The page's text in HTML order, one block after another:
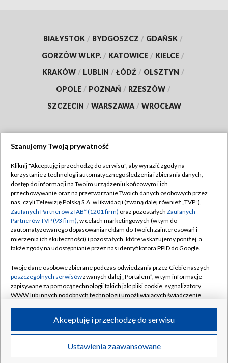
BIAŁYSTOK / BYDGOSZCZ / GDAŃSK /
GORZÓW WLKP. / KATOWICE / KIELCE /
KRAKÓW / LUBLIN / ŁÓDŹ / OLSZTYN /
OPOLE / POZNAŃ / RZESZÓW /
SZCZECIN / WARSZAWA / WROCŁAW
TVP
Abonament TVP
Emisja w TVP
Centrum informacji TVP
Naziemna Telewizja Cyfrowa
Rada Programowa
System NOS
Informacje o nadawcy
Program dla prasy
Ogłoszenie przetargowe
Regulamin TVP
Polityka prywatności
Moje zgody
Pomoc
Kontakt
Kanały
©2026 Telewizja Polska S.A. w likwidacji
Szanujemy Twoją prywatność
Kliknij "Akceptuję i przechodzę do serwisu", aby wyrazić zgody na
korzystanie z technologii automatycznego śledzenia i zbierania danych,
dostęp do informacji na Twoim urządzeniu końcowym i ich
przechowywanie oraz na przetwarzanie Twoich danych osobowych przez
nas, czyli Telewizję Polską S.A. w likwidacji (zwaną dalej również „TVP”),
Zaufanych Partnerów z IAB* (1201 firm) oraz pozostałych Zaufanych
Partnerów TVP (93 firm), w celach marketingowych (w tym do
zautomatyzowanego dopasowania reklam do Twoich zainteresowań i
mierzenia ich skuteczności) i pozostałych, które wskazujemy poniżej, a
także zgody na udostępnianie przez nas identyfikatora PPID do Google.
Twoje dane osobowe zbierane podczas odwiedzania przez Ciebie naszych
poszczególnych serwisówzwanych dalej „Portalem”, w tym informacje
zapisywane za pomocą technologii takich jak: pliki cookie, sygnalizatory
WWW lub innych podobnych technologii umożliwiających świadczenie
ruchu w Internecie.
Twoje dane osobowe zbierane podczas odwiedzania przez Ciebie
poszczególnych serwisówna Portalu, takie jak adresy IP, identyfikatory
Ustawienia zaawansowane
Akceptuję i przechodzę do serwisu